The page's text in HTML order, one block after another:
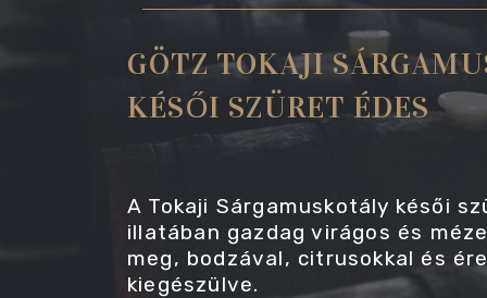
GÖTZ TOKAJI
KÉSŐI SZÜRET ÉDES
A Tokaji Sárgamuskotály késői
illatában gazdag virágos és
meg, bodzával, citrusokkal és
kiegészülve.